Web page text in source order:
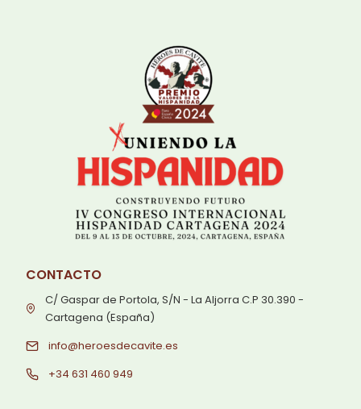
CONTACTO
C/ Gaspar de Portola, S/N - La Aljorra C.P 30.390 -
Cartagena (España)
info@heroesdecavite.es
+34 631 460 949